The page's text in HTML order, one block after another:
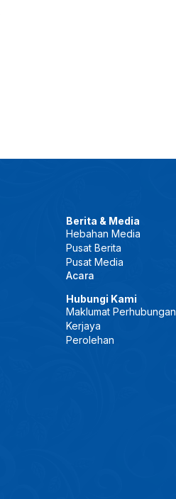
Berita & Media
Hebahan Media
Pusat Berita
Pusat Media
Acara
Hubungi Kami
Maklumat Perhubungan
Kerjaya
Perolehan